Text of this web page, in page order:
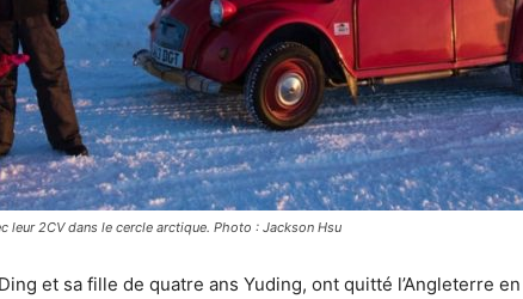
leur 2CV dans le cercle arctique. Photo : Jackson Hsu
et sa fille de quatre ans Yuding, ont quitté l’Angleterre